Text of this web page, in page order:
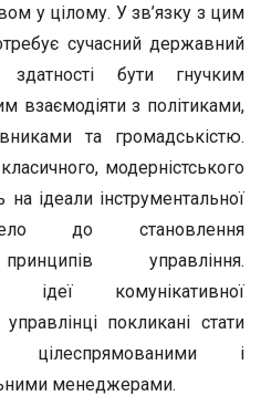
у цілому. У зв’язку з цим
сучасний державний
бути гнучким
взаємодіяти з політиками,
та громадськістю.
модерністського
ідеали інструментальної
до становлення
управління.
ідеї комунікативної
покликані стати
цілеспрямованими і
менеджерами.